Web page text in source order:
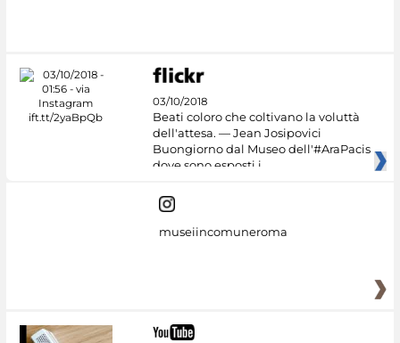
03/10/2018
Beati coloro che coltivano la voluttà
dell'attesa. — Jean Josipovici
Buongiorno dal Museo dell'#AraPacis
dove sono esposti i
museiincomuneroma